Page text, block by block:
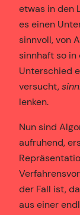
etwas in den
es einen
sinnvoll, von
sinnhaft so in
Unterschied
versucht,
lenken.
Nun sind
aufruhend,
der Fall ist,
aus einer